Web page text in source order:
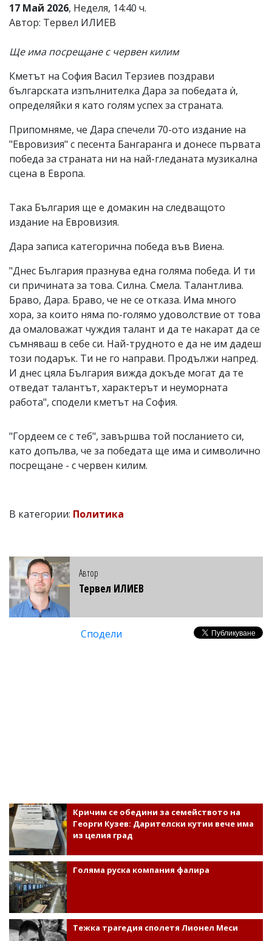
откриете
обиден
коментар,
сигнализирайте
ни!
17 Май 2026, Неделя, 14:40 ч.
Автор: Тервел ИЛИЕВ
Ще има посрещане с червен килим
Кметът на София Васил Терзиев поздрави
българската изпълнителка Дара за победата ѝ,
определяйки я като голям успех за страната.
Припомняме, че Дара спечели 70-ото издание на
"Евровизия" с песента Бангаранга и донесе първата
победа за страната ни на най-гледаната музикална
сцена в Европа.
Така България ще е домакин на следващото
издание на Евровизия.
Дара записа категорична победа във Виена.
"Днес България празнува една голяма победа. И ти
си причината за това. Силна. Смела. Талантлива.
Браво, Дара. Браво, че не се отказа. Има много
хора, за които няма по-голямо удоволствие от това
да омаловажат чуждия талант и да те накарат да се
съмняваш в себе си. Най-трудното е да не им дадеш
този подарък. Ти не го направи. Продължи напред.
И днес цяла България вижда докъде могат да те
отведат талантът, характерът и неуморната
работа", сподели кметът на София.
"Гордеем се с теб", завършва той посланието си,
като допълва, че за победата ще има и символично
посрещане - с червен килим.
В категории: Политика
Автор
Тервел ИЛИЕВ
Сподели
Кричим се обедини за семейството на
Георги Кузев: Дарителски кутии вече има
из целия град
Голяма руска компания фалира
Тежка трагедия сполетя Лионел Меси